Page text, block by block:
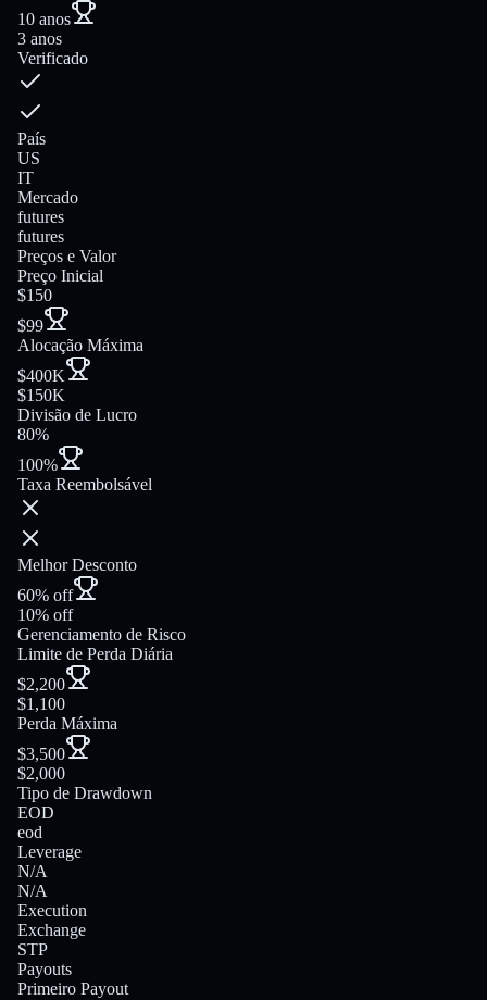
10 anos
3 anos
Verificado
País
US
IT
Mercado
futures
futures
Preços e Valor
Preço Inicial
$150
$99
Alocação Máxima
$400K
$150K
Divisão de Lucro
80%
100%
Taxa Reembolsável
Melhor Desconto
60% off
10% off
Gerenciamento de Risco
Limite de Perda Diária
$2,200
$1,100
Perda Máxima
$3,500
$2,000
Tipo de Drawdown
EOD
eod
Leverage
N/A
N/A
Execution
Exchange
STP
Payouts
Primeiro Payout